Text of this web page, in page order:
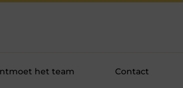
het team Contact